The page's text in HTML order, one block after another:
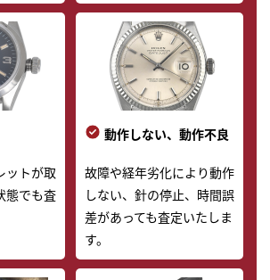
ットが取
態でも査
動作しない、動作不良
故障や経年劣化により動作
しない、針の停止、時間誤
差があっても査定いたしま
す。